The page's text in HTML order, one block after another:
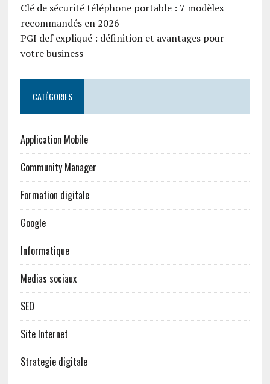
Clé de sécurité téléphone portable : 7 modèles
recommandés en 2026
PGI def expliqué : définition et avantages pour
votre business
CATÉGORIES
Application Mobile
Community Manager
Formation digitale
Google
Informatique
Medias sociaux
SEO
Site Internet
Strategie digitale